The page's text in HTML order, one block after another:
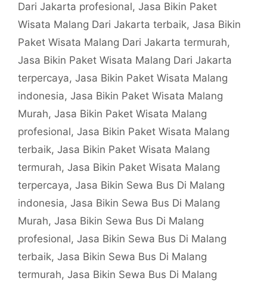
Dari Jakarta profesional, Jasa Bikin Paket
Wisata Malang Dari Jakarta terbaik, Jasa Bikin
Paket Wisata Malang Dari Jakarta termurah,
Jasa Bikin Paket Wisata Malang Dari Jakarta
terpercaya, Jasa Bikin Paket Wisata Malang
indonesia, Jasa Bikin Paket Wisata Malang
Murah, Jasa Bikin Paket Wisata Malang
profesional, Jasa Bikin Paket Wisata Malang
terbaik, Jasa Bikin Paket Wisata Malang
termurah, Jasa Bikin Paket Wisata Malang
terpercaya, Jasa Bikin Sewa Bus Di Malang
indonesia, Jasa Bikin Sewa Bus Di Malang
Murah, Jasa Bikin Sewa Bus Di Malang
profesional, Jasa Bikin Sewa Bus Di Malang
terbaik, Jasa Bikin Sewa Bus Di Malang
termurah, Jasa Bikin Sewa Bus Di Malang